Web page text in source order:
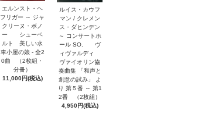
エルンスト・ヘ
フリガー ～ ジャ
クリーヌ・ボノ
ー シューベ
ルト 美しい水
車小屋の娘 - 全2
0曲 （2枚組・
分冊）
11,000円(税込)
ルイス・カウフ
マン / クレメン
ス・ダヒンデン
～ コンサートホ
ール SO. ヴ
ィヴァルディ
ヴァイオリン協
奏曲集 「和声と
創意の試み」 よ
り 第５番 ～ 第1
2番 （2枚組）
4,950円(税込)